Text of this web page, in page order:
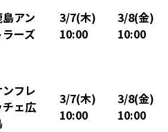
島アン
ラーズ
3/7(木)
10:00
3/8(金)
10:00
フレ
チェ広
3/7(木)
10:00
3/8(金)
10:00